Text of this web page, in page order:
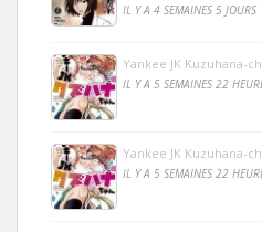
IL Y A 4 SEMAINES 5 JOURS
Yankee JK Kuzuhana-
IL Y A 5 SEMAINES 22
Yankee JK Kuzuhana-
IL Y A 5 SEMAINES 22